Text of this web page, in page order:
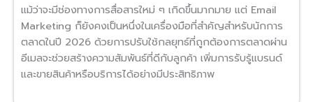
แม้ว่าจะมีช่องทางการสื่อสารใหม่ ๆ เกิดขึ้นมากมาย แต่ Email
Marketing ก็ยังคงเป็นหนึ่งในเครื่องมือที่สำคัญสำหรับนักการ
ตลาดในปี 2026 ด้วยการปรับใช้กลยุทธ์ที่ถูกต้องการตลาดผ่าน
อีเมลจะช่วยสร้างความสัมพันธ์ที่ดีกับลูกค้า เพิ่มการรับรู้แบรนด์
และขายสินค้าหรือบริการได้อย่างมีประสิทธิภาพ